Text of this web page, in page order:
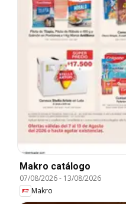
Makro catálogo
07/08/2026- 13/08/2026
Makro